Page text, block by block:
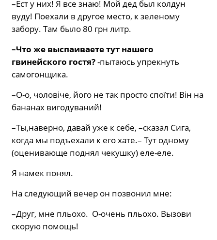
–Ест у них! Я все знаю! Мой дед был колдун
вуду! Поехали в другое место, к зеленому
забору. Там было 80 грн литр.
–Что же выспаиваете тут нашего
гвинейского гостя?-пытаюсь упрекнуть
самогонщика.
–О-о, чоловіче, його не так просто споїти! Він на
бананах вигодуваний!
–Ты,наверно, давай уже к себе, –сказал Сига,
когда мы подъехали к его хате.– Тут одному
(оценивающе поднял чекушку) еле-еле.
Я намек понял.
На следующий вечер он позвонил мне:
–Друг, мне пльохо. О-очень пльохо. Вызови
скорую помощь!